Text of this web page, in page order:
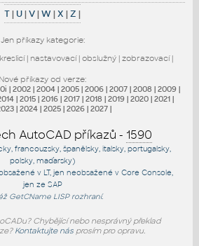
T| U|V|W|X |Z |
Jen příkazy kategorie:
kreslicí| nastavovací| obslužný| zobrazovací|
Nové příkazy od verze:
| 2002 | 2004 | 2005 | 2006 | 2007 | 2008 | 2009 |
| 2015 | 2016 | 2017 | 2018 | 2019 | 2020 | 2021 |
| 2024 | 2025 | 2026 | 2027 |
AutoCAD příkazů - 1590
francouzsky, španělsky, italsky, portugalsky,
polsky, maďarsky)
v LT, jen neobsažené v Core Console
jen ze SAP
GetCNameLISP rozhraní.
Chybějící nebo nesprávný překlad
Kontaktujte násprosím pro opravu.